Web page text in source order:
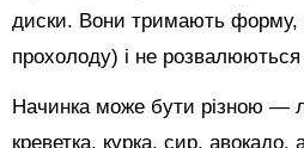
диски. Вони тримають форму,
прохолоду) і не розвалюються
Начинка може бути різною —
креветка, курка, сир,